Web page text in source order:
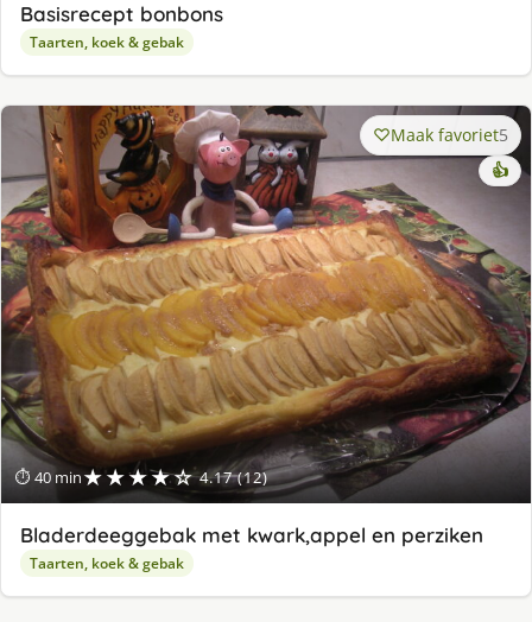
Basisrecept bonbons
Taarten, koek & gebak
⏱ 40 min★★★★☆ 4.17 (12)
Maak favoriet5
👍
Bladerdeeggebak met kwark,appel en perziken
Taarten, koek & gebak